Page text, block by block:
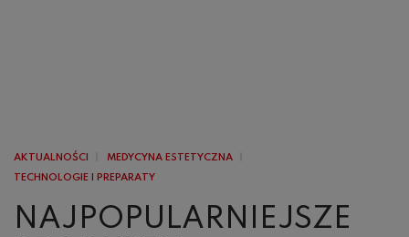
AKTUALNOŚCI
MEDYCYNA ESTETYCZNA
TECHNOLOGIE I PREPARATY
NAJPOPULARNIEJSZE